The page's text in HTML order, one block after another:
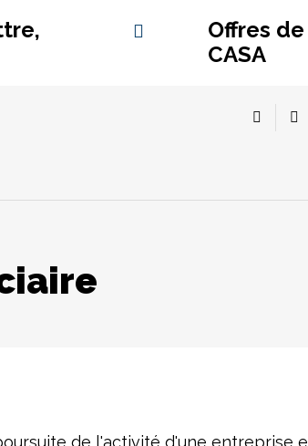
Offres
CASA
de l'activité d'une entreprise